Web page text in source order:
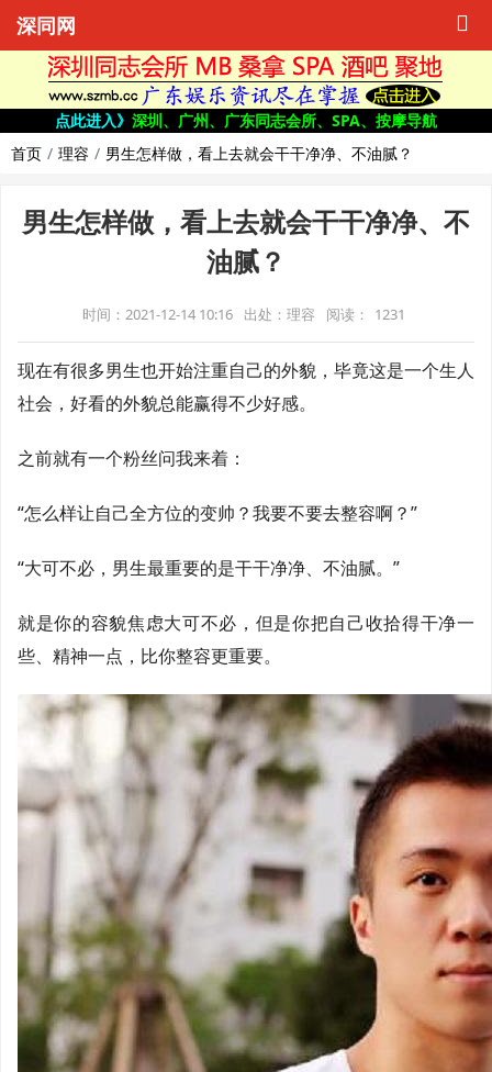
深同网
点此进入》 深圳、广州、广东同志会所、SPA、按摩导航
首页
理容 男生怎样做，看上去就会干干净净、不油腻？
男生怎样做，看上去就会干干净净、不
油腻？
时间：2021-12-14 10:16 出处：理容 阅读： 1231
现在有很多男生也开始注重自己的外貌，毕竟这是一个生人
社会，好看的外貌总能赢得不少好感。
之前就有一个粉丝问我来着：
“怎么样让自己全方位的变帅？我要不要去整容啊？”
“大可不必，男生最重要的是干干净净、不油腻。”
就是你的容貌焦虑大可不必，但是你把自己收拾得干净一
些、精神一点，比你整容更重要。